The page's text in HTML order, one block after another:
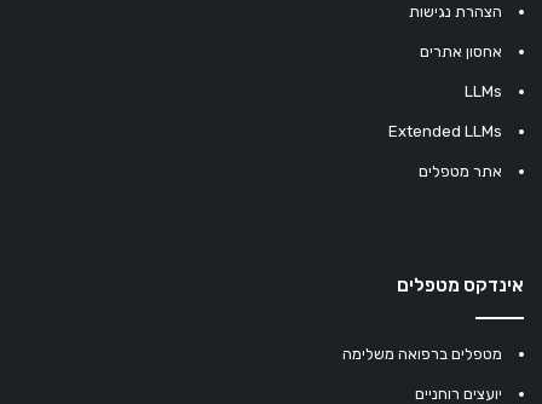
הצהרת נגישות
אחסון אתרים
LLMs
Extended LLMs
אתר מטפלים
אינדקס מטפלים
מטפלים ברפואה משלימה
יועצים רוחניים